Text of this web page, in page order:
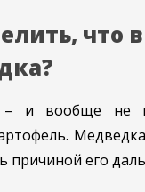
что
– и вообще не
причиной его